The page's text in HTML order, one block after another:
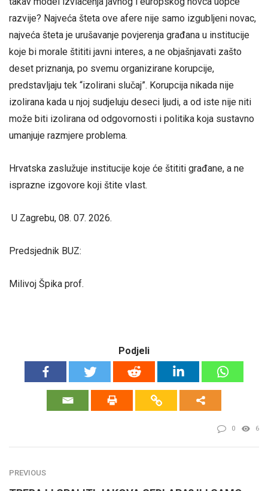
razvije? Najveća šteta ove afere nije samo izgubljeni novac,
najveća šteta je urušavanje povjerenja građana u institucije
koje bi morale štititi javni interes, a ne objašnjavati zašto
deset priznanja, po svemu organizirane korupcije,
predstavljaju tek “izolirani slučaj”. Korupcija nikada nije
izolirana kada u njoj sudjeluju deseci ljudi, a od iste nije niti
može biti izolirana od odgovornosti i politika koja sustavno
umanjuje razmjere problema.
Hrvatska zaslužuje institucije koje će štititi građane, a ne
isprazne izgovore koji štite vlast.
U Zagrebu, 08. 07. 2026.
Predsjednik BUZ:
Milivoj Špika prof.
Podjeli
0 6
PREVIOUS